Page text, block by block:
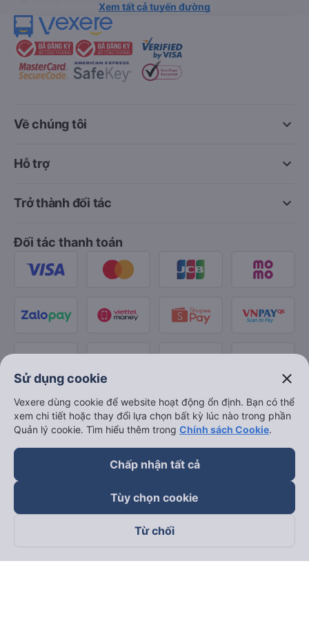
Xem tất cả tuyến đường
keyboard_arrow_down
Về chúng tôi
keyboard_arrow_down
Hỗ trợ
keyboard_arrow_down
Trở thành đối tác
Đối tác thanh toán
Theo dõi chúng tôi trên
Sử dụng cookie close
Vexere dùng cookie để website hoạt động ổn định. Bạn có thể
xem chi tiết hoặc thay đổi lựa chọn bất kỳ lúc nào trong phần
Quản lý cookie. Tìm hiểu thêm trong Chính sách Cookie.
Chấp nhận tất cả
Tùy chọn cookie
Từ chối